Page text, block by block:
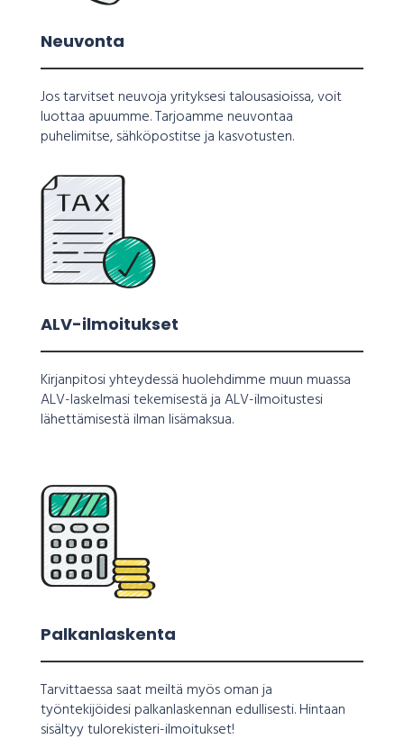
Neuvonta
Jos tarvitset neuvoja yrityksesi talousasioissa, voit
luottaa apuumme. Tarjoamme neuvontaa
puhelimitse, sähköpostitse ja kasvotusten.
ALV-ilmoitukset
Kirjanpitosi yhteydessä huolehdimme muun muassa
ALV-laskelmasi tekemisestä ja ALV-ilmoitustesi
lähettämisestä ilman lisämaksua.
Palkanlaskenta
Tarvittaessa saat meiltä myös oman ja
työntekijöidesi palkanlaskennan edullisesti. Hintaan
sisältyy tulorekisteri-ilmoitukset!